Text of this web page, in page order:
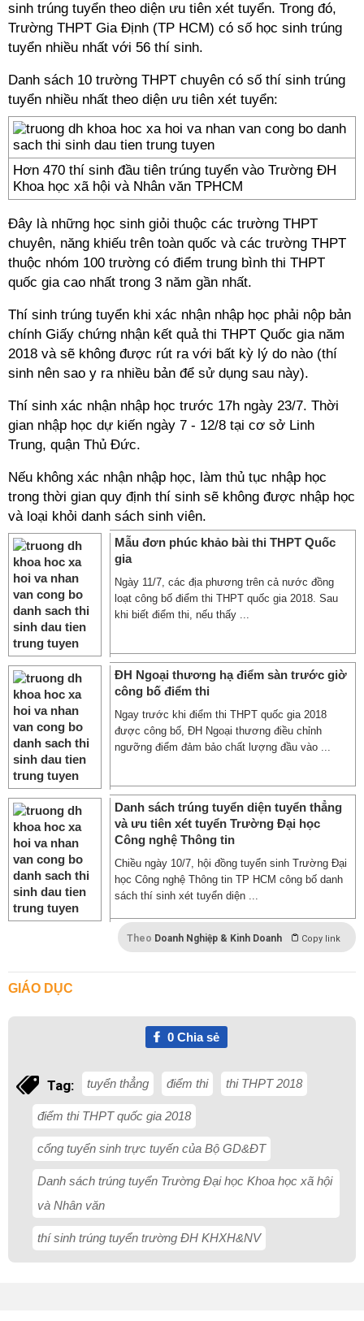
sinh trúng tuyển theo diện ưu tiên xét tuyển. Trong đó,
Trường THPT Gia Định (TP HCM) có số học sinh trúng
tuyển nhiều nhất với 56 thí sinh.
Danh sách 10 trường THPT chuyên có số thí sinh trúng
tuyển nhiều nhất theo diện ưu tiên xét tuyển:
Hơn 470 thí sinh đầu tiên trúng tuyển vào Trường ĐH
Khoa học xã hội và Nhân văn TPHCM
Đây là những học sinh giỏi thuộc các trường THPT
chuyên, năng khiếu trên toàn quốc và các trường THPT
thuộc nhóm 100 trường có điểm trung bình thi THPT
quốc gia cao nhất trong 3 năm gần nhất.
Thí sinh trúng tuyển khi xác nhận nhập học phải nộp bản
chính Giấy chứng nhận kết quả thi THPT Quốc gia năm
2018 và sẽ không được rút ra với bất kỳ lý do nào (thí
sinh nên sao y ra nhiều bản để sử dụng sau này).
Thí sinh xác nhận nhập học trước 17h ngày 23/7. Thời
gian nhập học dự kiến ngày 7 - 12/8 tại cơ sở Linh
Trung, quận Thủ Đức.
Nếu không xác nhận nhập học, làm thủ tục nhập học
trong thời gian quy định thí sinh sẽ không được nhập học
và loại khỏi danh sách sinh viên.
Mẫu đơn phúc khảo bài thi THPT Quốc
gia
Ngày 11/7, các địa phương trên cả nước đồng
loạt công bố điểm thi THPT quốc gia 2018. Sau
khi biết điểm thi, nếu thấy ...
ĐH Ngoại thương hạ điểm sàn trước giờ
công bố điểm thi
Ngay trước khi điểm thi THPT quốc gia 2018
được công bố, ĐH Ngoại thương điều chỉnh
ngưỡng điểm đảm bảo chất lượng đầu vào ...
Danh sách trúng tuyển diện tuyển thẳng
và ưu tiên xét tuyển Trường Đại học
Công nghệ Thông tin
Chiều ngày 10/7, hội đồng tuyển sinh Trường Đại
học Công nghệ Thông tin TP HCM công bố danh
sách thí sinh xét tuyển diện ...
Theo Doanh Nghiệp & Kinh Doanh Copy link
GIÁO DỤC
0Chia sẻ
Tag: tuyển thẳng điểm thi thi THPT 2018
điểm thi THPT quốc gia 2018
cổng tuyển sinh trực tuyến của Bộ GD&ĐT
Danh sách trúng tuyển Trường Đại học Khoa học xã hội
và Nhân văn
thí sinh trúng tuyển trường ĐH KHXH&NV